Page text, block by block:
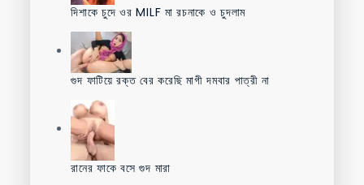
দিশাকে চুদে ওর MILF মা রচনাকে ও চুদলাম
গুদ ফাটিয়ে রক্ত বের করেছি মাগী দমবার পাত্রী না
রানের ফাকে বসে গুদ মারা